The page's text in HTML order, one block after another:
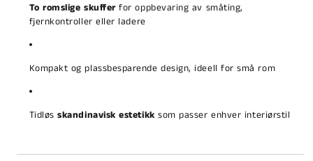
To romslige skufferfor oppbevaring av småting,
fjernkontroller eller ladere
Kompakt og plassbesparende design, ideell for små rom
Tidløsskandinavisk estetikk som passer enhver interiørstil